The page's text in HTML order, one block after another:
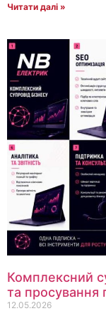
Читати далі »
Комплексний
та просування
12.05.2026